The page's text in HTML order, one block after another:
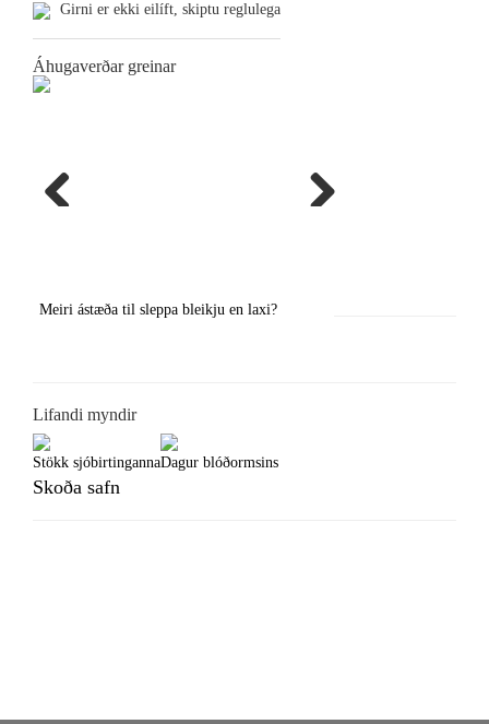
Girni er ekki eilíft, skiptu reglulega
Áhugaverðar greinar
Meiri ástæða til sleppa bleikju en laxi?
Lifandi myndir
Stökk sjóbirtingannaDagur blóðormsins
Skoða safn